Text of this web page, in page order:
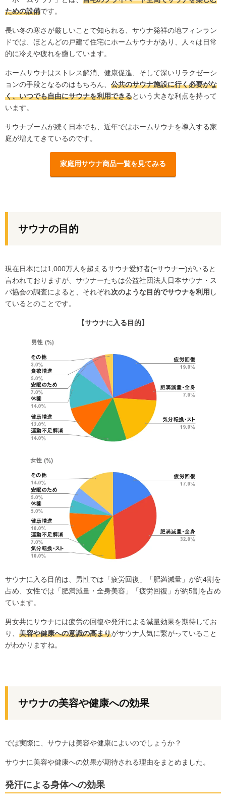
ための設備です。
長い冬の寒さが厳しいことで知られる、サウナ発祥の地フィンラン
ドでは、ほとんどの戸建て住宅にホームサウナがあり、人々は日常
的に冷えや疲れを癒しています。
ホームサウナはストレス解消、健康促進、そして深いリラクゼーシ
ョンの手段となるのはもちろん、 公共のサウナ施設に行く必要がな
く、いつでも自由にサウナを利用できるという大きな利点を持って
います。
サウナブームが続く日本でも、近年ではホームサウナを導入する家
庭が増えてきているのです。
家庭用サウナ商品一覧を見てみる
サウナの目的
現在日本には1,000万人を超えるサウナ愛好者(=サウナー)がいると
言われておりますが、サウナーたちは公益社団法人日本サウナ・ス
パ協会の調査によると、それぞれ次のような目的でサウナを利用 し
ているとのことです。
【サウナに入る目的】
サウナに入る目的は、男性では「疲労回復」「肥満減量」が約4割を
占め、女性では「肥満減量・全身美容」「疲労回復」が約5割を占め
ています。
男女共にサウナには疲労の回復や発汗による減量効果を期待してお
り、 美容や健康への意識の高まりがサウナ人気に繋がっていること
がわかりますね。
サウナの美容や健康への効果
では実際に、サウナは美容や健康によいのでしょうか？
サウナに美容や健康への効果が期待される理由をまとめました。
発汗による身体への効果